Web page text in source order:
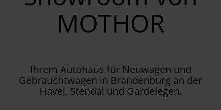
MOTHOR
Ihrem Autohaus für Neuwagen und
Gebrauchtwagen in Brandenburg an der
Havel, Stendal und Gardelegen.